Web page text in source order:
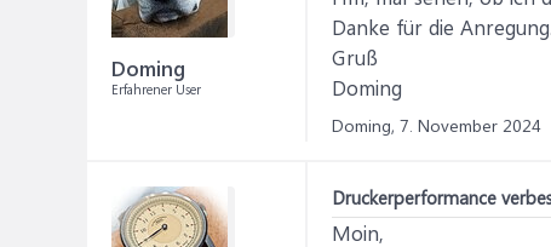
Doming
Erfahrener User
Danke für die Anregung.
Gruß
Doming
Doming, 7. November 2024
Druckerperformance
Moin,